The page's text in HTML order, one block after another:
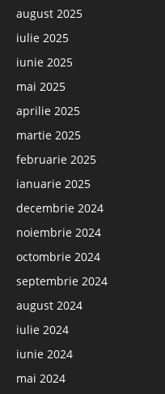
august 2025
iulie 2025
iunie 2025
mai 2025
aprilie 2025
martie 2025
februarie 2025
ianuarie 2025
decembrie 2024
noiembrie 2024
octombrie 2024
septembrie 2024
august 2024
iulie 2024
iunie 2024
mai 2024